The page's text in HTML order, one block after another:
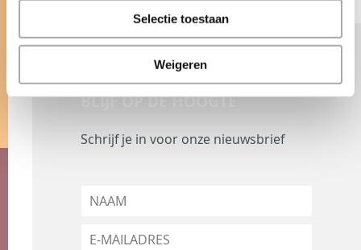
Selectie toestaan
Weigeren
BLIJF OP DE HOOGTE
Schrijf je in voor onze nieuwsbrief
N
m